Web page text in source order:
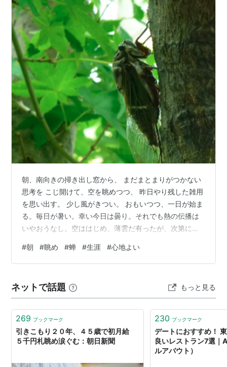
朝、南向きの掃き出し窓から、 まだまとまりがつかない
思考を こじ開けて、空を眺めつつ、 昨日やり残した雑用
を思い出す。 少し風がきつい。 おもいつつ、一日が始ま
る。毎日が暑い。幸い今日は曇り。それでも熱の伝播は
いやおうなし。空ははじめ、薄雲だ有ったが、次第に、
り次第に隠れていた青空が、顔を出す。ちりぢりになっ
ていた雲は、やがて吹き寄せられた落ち葉のように固ま
されてきた雲が加わり、いつしか大きな入道雲状の雲へ
と姿を変えていく――。アッと気が付けば、小１時間は
経っていた。 その間に、じっとして居られ…
#朝 #眺め #蝉 #生涯 #心地よい
ネットで話題 もっと見る
269 ブックマーク
引きこもり２０年、４５歳で初月給
５千円札眺め涙ぐむ：朝日新聞
230 ブックマーク
デートにおすすめ！
良いレストラン7選
ルアバウト）